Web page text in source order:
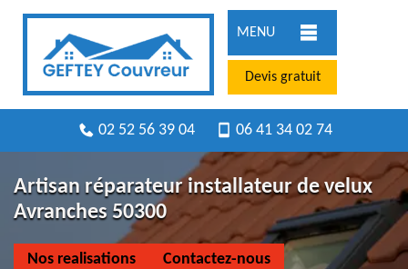
MENU
Devis gratuit
02 52 56 39 04 06 41 34 02 74
Artisan réparateur installateur de velux
Avranches 50300
Nos realisations Contactez-nous